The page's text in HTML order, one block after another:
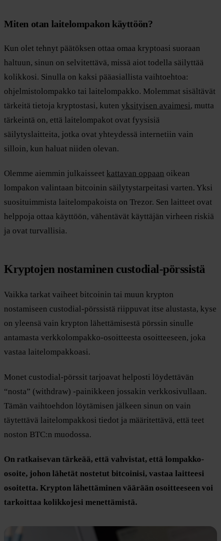
Miten otan laitelompakon käyttöön?
Kun olet tehnyt päätöksen ottaa omaa kryptoasi suoraan
haltuun, sinun on selvitettävä, missä aiot todella säilyttää
kolikkosi. Sinulla on kaksi pääasiallista vaihtoehtoa:
ohjelmistolompakko tai laitelompakko. Molemmat sisältävät
tärkeitä tietoja kryptostasi, kuten yksityisen avaimesi, mutta
tärkeintä on, että laitelompakot ovat fyysisiä
säilytyslaitteita, jotka ovat yhteydessä internetiin vain
silloin, kun haluat niiden olevan.
Olemme aiemmin julkaisseet kattavan oppaan oikean
lompakon valintaan bitcoinin säilytystarpeitasi varten. Yksi
suosituimmista laitelompakoista on Trezor. Sen laitteet ovat
helppoja ottaa käyttöön, vähentävät käyttäjän virheen riskiä
ja ovat turvallisia.
Kryptojen nostaminen custodial-pörssistä
Vaikka tarkat vaiheet bitcoinin tai muun krypton
nostamiseen custodial-pörssistä riippuvat itse alustasta, kyse
on yleensä vain krypton lähettämisestä pörssin sinulle
antamasta verkkolompakko-osoitteesta osoitteeseen, joka
vastaa laitelompakkoasi.
Monet custodial-pörssit tarjoavat helposti löydettävän
“nosta” (withdraw) -painikkeen jossakin verkkosivullaan.
Tämän vaihtoehdon löytämisen jälkeen sinun on vain
täytettävä laitelompakkosi tiedot ja määritettävä, että teet
noston BTC:n muodossa.
On ratkaisevan tärkeää, että vahvistat, että lompakko-
osoite, johon lähetät nostetut bitcoinisi, vastaa laitteesi
osoitetta. Krypton lähettäminen väärään osoitteeseen voi
tarkoittaa kolikkojesi menettämistä.